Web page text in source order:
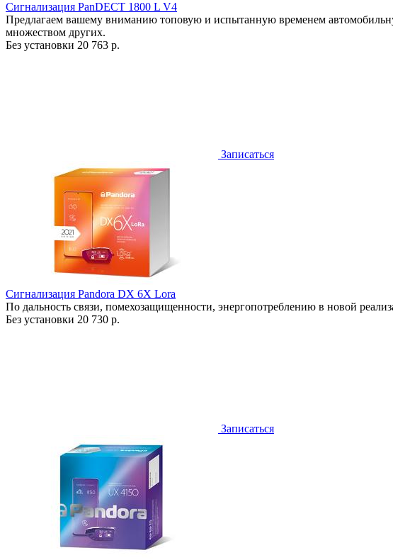
Сигнализация PanDECT 1800 L V4
Предлагаем вашему вниманию топовую и испытанную временем
множеством других.
Без установки 20 763 р.
Записаться
Сигнализация Pandora DX 6X Lora
По дальность связи, помехозащищенности, энергопотреблению в новой
Без установки 20 730 р.
Записаться